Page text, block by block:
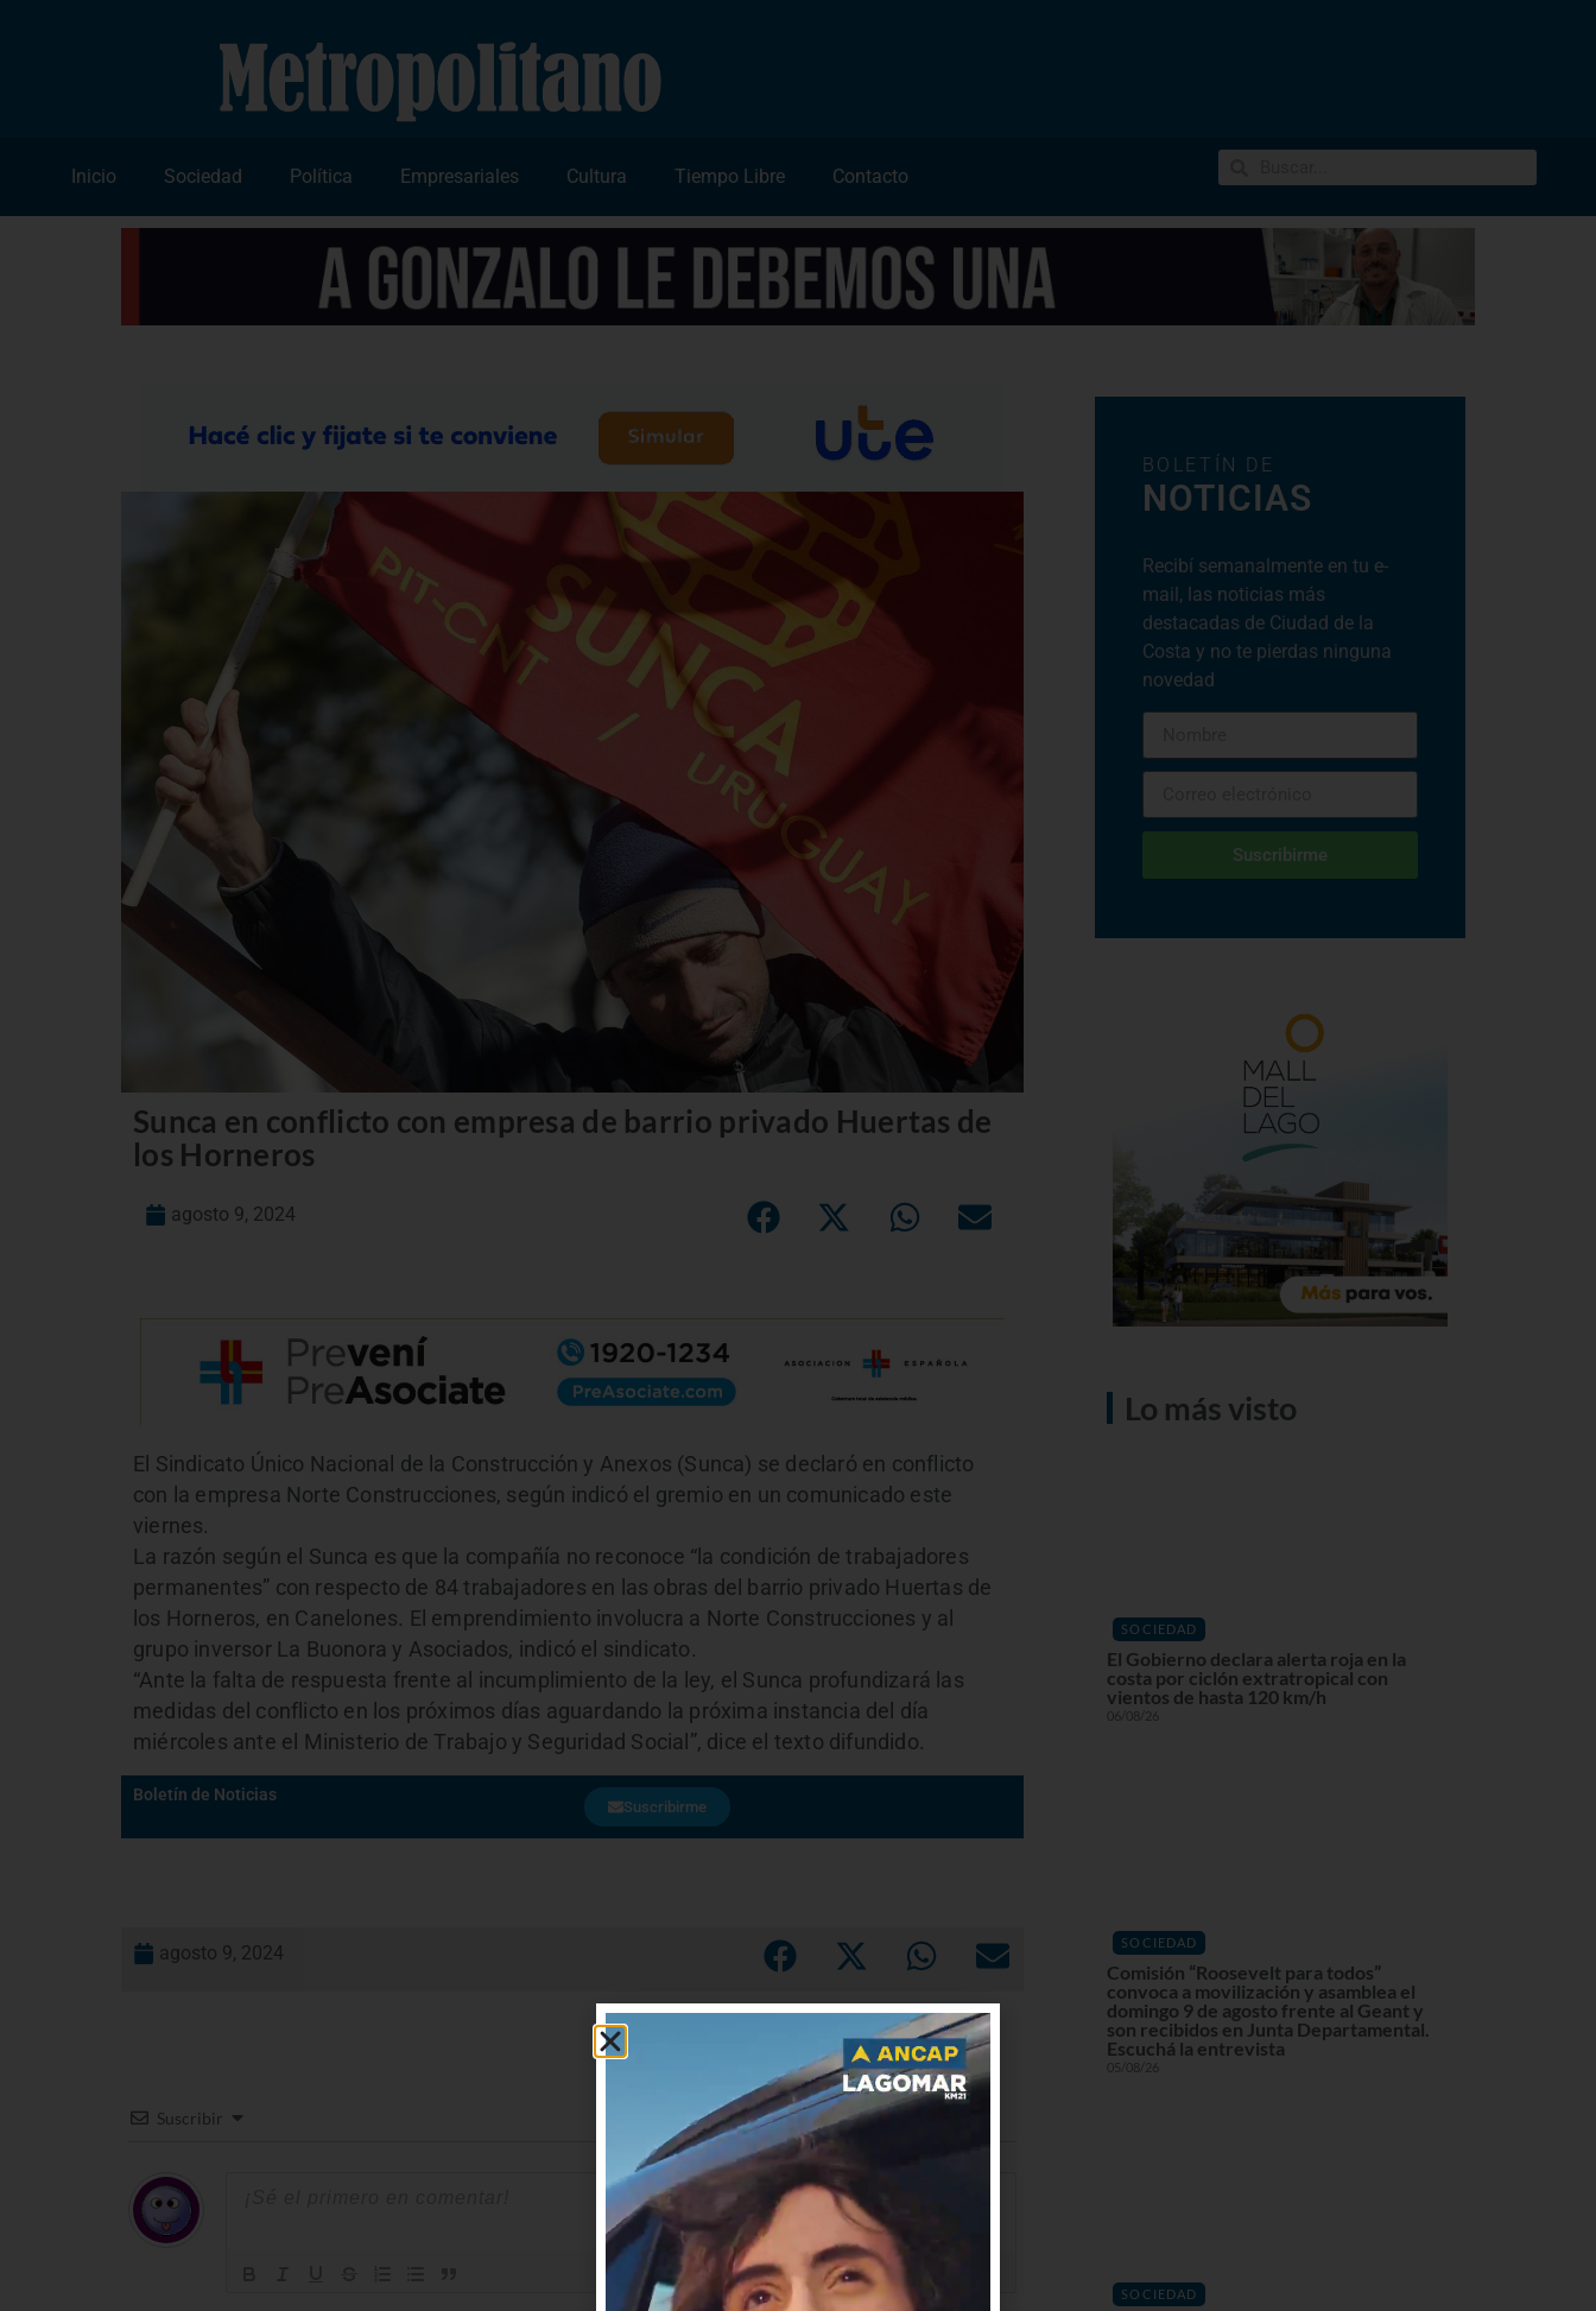
Inicio Sociedad Política Empresariales Cultura Tiempo Libre Contacto
Sunca en conflicto con empresa de barrio privado Huertas de
los Horneros
agosto 9, 2024
El Sindicato Único Nacional de la Construcción y Anexos (Sunca) se declaró en conflicto
con la empresa Norte Construcciones, según indicó el gremio en un comunicado este
viernes.
La razón según el Sunca es que la compañía no reconoce “la condición de trabajadores
permanentes” con respecto de 84 trabajadores en las obras del barrio privado Huertas de
los Horneros, en Canelones. El emprendimiento involucra a Norte Construcciones y al
grupo inversor La Buonora y Asociados, indicó el sindicato.
“Ante la falta de respuesta frente al incumplimiento de la ley, el Sunca profundizará las
medidas del conflicto en los próximos días aguardando la próxima instancia del día
miércoles ante el Ministerio de Trabajo y Seguridad Social”, dice el texto difundido.
Boletín de Noticias
Suscribirme
agosto 9, 2024
Suscribir
BOLETÍN DE
NOTICIAS
Recibí semanalmente en tu e-
mail, las noticias más
destacadas de Ciudad de la
Costa y no te pierdas ninguna
novedad
Suscribirme
Lo más visto
SOCIEDAD
El Gobierno declara alerta roja en la
costa por ciclón extratropical con
vientos de hasta 120 km/h
06/08/26
SOCIEDAD
Comisión “Roosevelt para todos”
convoca a movilización y asamblea el
domingo 9 de agosto frente al Geant y
son recibidos en Junta Departamental.
Escuchá la entrevista
05/08/26
SOCIEDAD